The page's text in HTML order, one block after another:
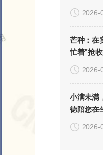
不见的光"
2026-
芒种：在
忙着"抢
2026-
小满未满
德陪您在
里，收获
2026-